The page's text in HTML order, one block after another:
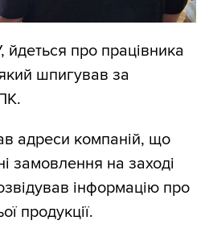
йдеться про працівника
шпигував за
адреси компаній, що
замовлення на заході
інформацію про
продукції.